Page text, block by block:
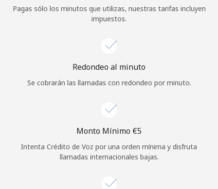
Iniciar Sesión
Continuar con
Pagas sólo los minutos que utilizas, nuestras tarifas incluyen
impuestos.
Redondeo al minuto
Se cobrarán las llamadas con redondeo por minuto.
Monto Mínimo ⁦€5⁩
Intenta Crédito de Voz por una orden mínima y disfruta
llamadas internacionales bajas.